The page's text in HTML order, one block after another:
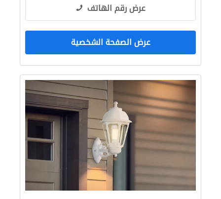
عرض رقم الهاتف
عرض الصفحة الشخصية